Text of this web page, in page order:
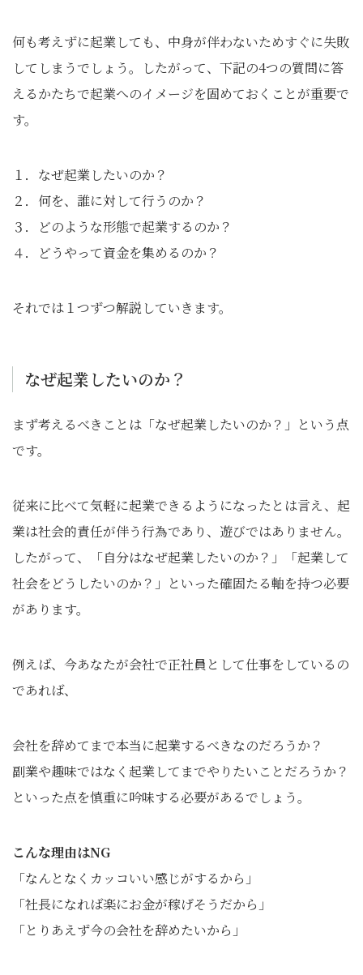
何も考えずに起業しても、中身が伴わないためすぐに失敗
してしまうでしょう。したがって、下記の4つの質問に答
えるかたちで起業へのイメージを固めておくことが重要で
す。
１．なぜ起業したいのか？
２．何を、誰に対して行うのか？
３．どのような形態で起業するのか？
４．どうやって資金を集めるのか？
それでは１つずつ解説していきます。
なぜ起業したいのか？
まず考えるべきことは「なぜ起業したいのか？」という点
です。
従来に比べて気軽に起業できるようになったとは言え、起
業は社会的責任が伴う行為であり、遊びではありません。
したがって、「自分はなぜ起業したいのか？」「起業して
社会をどうしたいのか？」といった確固たる軸を持つ必要
があります。
例えば、今あなたが会社で正社員として仕事をしているの
であれば、
会社を辞めてまで本当に起業するべきなのだろうか？
副業や趣味ではなく起業してまでやりたいことだろうか？
といった点を慎重に吟味する必要があるでしょう。
こんな理由はNG
「なんとなくカッコいい感じがするから」
「社長になれば楽にお金が稼げそうだから」
「とりあえず今の会社を辞めたいから」